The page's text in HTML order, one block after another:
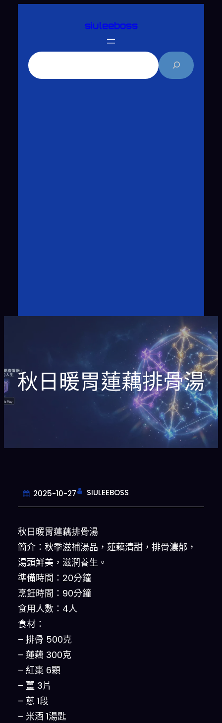
siuleeboss
秋日暖胃蓮藕排骨湯
2025-10-27 SIULEEBOSS
秋日暖胃蓮藕排骨湯
簡介：秋季滋補湯品，蓮藕清甜，排骨濃郁，
湯頭鮮美，滋潤養生。
準備時間：20分鐘
烹飪時間：90分鐘
食用人數：4人
食材：
– 排骨 500克
– 蓮藕 300克
– 紅棗 6顆
– 薑 3片
– 蔥 1段
– 米酒 1湯匙